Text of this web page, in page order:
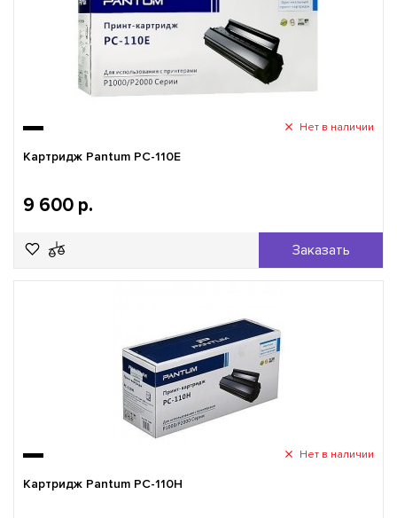
Нет в наличии
Картридж Pantum PC-110E
9 600 р.
Заказать
Нет в наличии
Картридж Pantum PC-110H